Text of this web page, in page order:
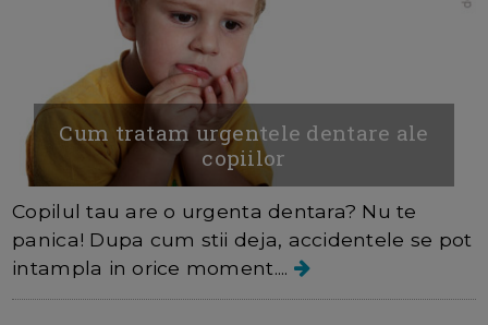
Cum tratam urgentele dentare ale
copiilor
Copilul tau are o urgenta dentara? Nu te
panica! Dupa cum stii deja, accidentele se pot
intampla in orice moment....